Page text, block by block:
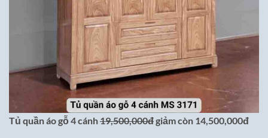
Tủ quần áo gỗ 4 cánh19,500,000đgiảm còn 14,500,000đ